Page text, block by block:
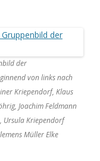
der
von links nach
Kriependorf, Klaus
Joachim Feldmann
Ursula Kriependorf
Müller Elke